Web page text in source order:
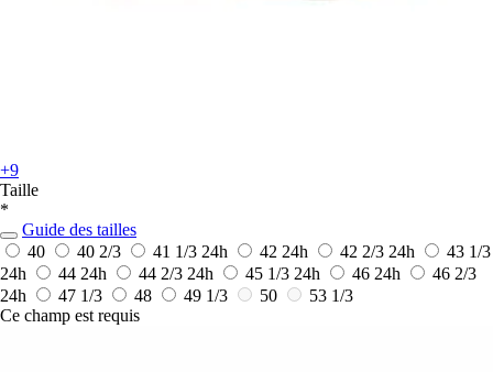
+9
Taille
*
Guide des tailles
40
40 2/3 41 1/3 24h 42 24h 42 2/3 24h
43 1/3
24h
44 24h 44 2/3 24h 45 1/3 24h 46 24h
46 2/3
24h
47 1/3 48 49 1/3 50
53 1/3
Ce champ est requis